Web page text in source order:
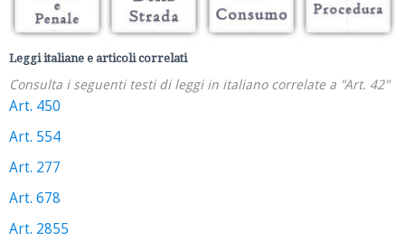
Leggi italiane e articoli correlati
Consulta i seguenti testi di leggi in italiano correlate a "Art. 42"
Art. 450
Art. 554
Art. 277
Art. 678
Art. 2855